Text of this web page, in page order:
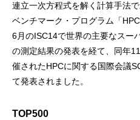
連立一次方程式を解く計算手法
ベンチマーク・プログラム「
6月のISC14で世界の主要なスー
の測定結果の発表を経て、同年
催されたHPCに関する国際会議
て発表されました。
TOP500